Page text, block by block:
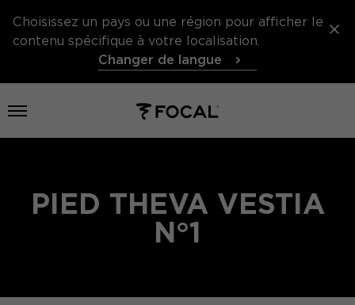
Choisissez un pays ou une région pour afficher le
contenu spécifique à votre localisation.
Changer de langue
Ouvrir le menu
PIED THEVA VESTIA
N°1